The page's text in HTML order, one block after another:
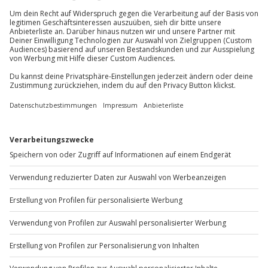
Du erreichst uns telefonisch zu folgenden Zeiten,
außer an bundesweiten Feiertagen:
Mo-Fr: 8-20 Uhr | Sa: 10-16 Uhr
Du möchtest als Firma bestellen?
Sichere Dir attraktive Firmenkunden Vorteile.
Mo-Fr: 9-17 Uhr
b2b@jochen-schweizer.de
www.b2b.jochen-schweizer.de/
Artikelnummer 63420